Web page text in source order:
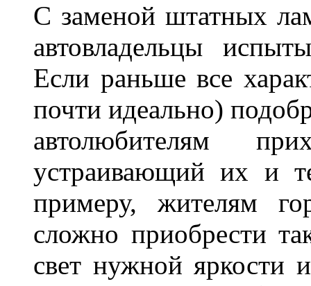
С заменой штатных
автовладельцы
Если раньше все
почти идеально)
автолюбителям
устраивающий их и
примеру, жителям
сложно приобрести
свет нужной яркости